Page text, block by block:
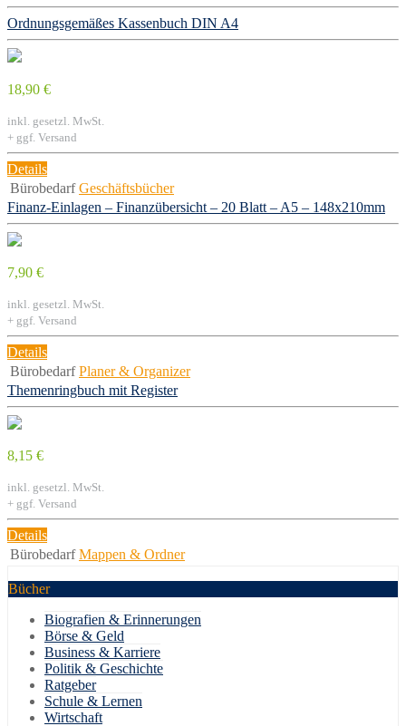
Ordnungsgemäßes Kassenbuch DIN A4
18,90 €
inkl. gesetzl. MwSt.
+ ggf. Versand
Details
Bürobedarf Geschäftsbücher
Finanz-Einlagen – Finanzübersicht – 20 Blatt – A5 – 148x210mm
7,90 €
inkl. gesetzl. MwSt.
+ ggf. Versand
Details
Bürobedarf Planer & Organizer
Themenringbuch mit Register
8,15 €
inkl. gesetzl. MwSt.
+ ggf. Versand
Details
Bürobedarf Mappen & Ordner
Bücher
Biografien & Erinnerungen
Börse & Geld
Business & Karriere
Politik & Geschichte
Ratgeber
Schule & Lernen
Wirtschaft